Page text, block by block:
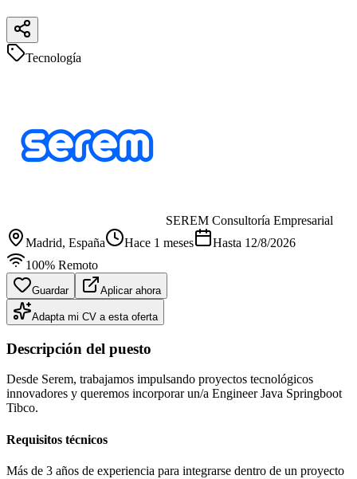
Tecnología
SEREM Consultoría Empresarial
Madrid, España Hace 1 meses Hasta 12/8/2026
100% Remoto
Guardar Aplicar ahora
Adapta mi CV a esta oferta
Descripción del puesto
Desde Serem, trabajamos impulsando proyectos tecnológicos
innovadores y queremos incorporar un/a Engineer Java Springboot
Tibco.
Requisitos técnicos
Más de 3 años de experiencia para integrarse dentro de un proyecto